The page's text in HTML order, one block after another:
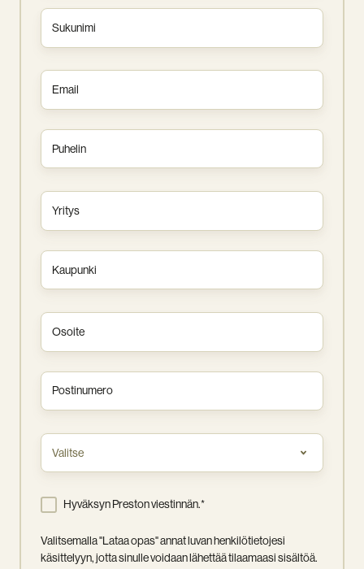
Sukunimi
Sähköposti
Puhelin
Yritys
Kaupunki
Osoite
Postinumero
Tehtävä
rooli
Hyväksyn Preston viestinnän.*
Valitsemalla "Lataa opas" annat luvan henkilötietojesi
käsittelyyn, jotta sinulle voidaan lähettää tilaamaasi sisältöä.